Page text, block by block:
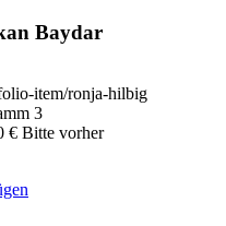
Baydar
item/ronja-hilbig
3
€ Bitte vorher